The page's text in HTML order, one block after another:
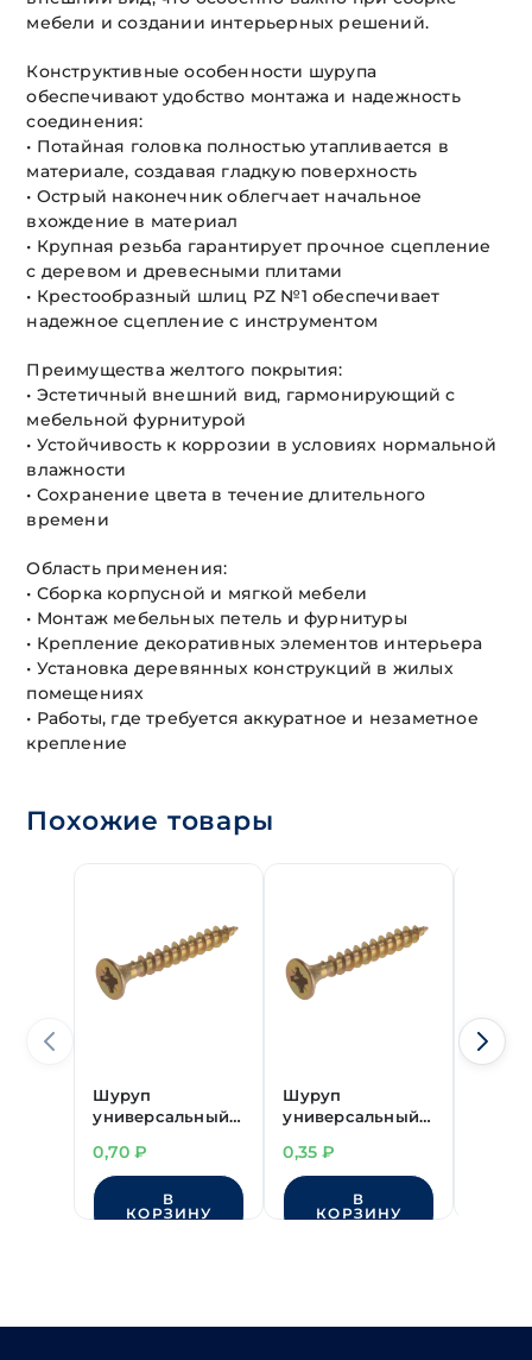
мебели и создании интерьерных решений.
Конструктивные особенности шурупа
обеспечивают удобство монтажа и надежность
соединения:
• Потайная головка полностью утапливается в
материале, создавая гладкую поверхность
• Острый наконечник облегчает начальное
вхождение в материал
• Крупная резьба гарантирует прочное сцепление
с деревом и древесными плитами
• Крестообразный шлиц PZ №1 обеспечивает
надежное сцепление с инструментом
Преимущества желтого покрытия:
• Эстетичный внешний вид, гармонирующий с
мебельной фурнитурой
• Устойчивость к коррозии в условиях нормальной
влажности
• Сохранение цвета в течение длительного
времени
Область применения:
• Сборка корпусной и мягкой мебели
• Монтаж мебельных петель и фурнитуры
• Крепление декоративных элементов интерьера
• Установка деревянных конструкций в жилых
помещениях
• Работы, где требуется аккуратное и незаметное
крепление
Похожие товары
Шуруп
универсальный
3,5х30 мм
0,70₽
В
КОРЗИНУ
Шуруп
универсальный
2,5х13 мм
0,35₽
В
КОРЗИНУ